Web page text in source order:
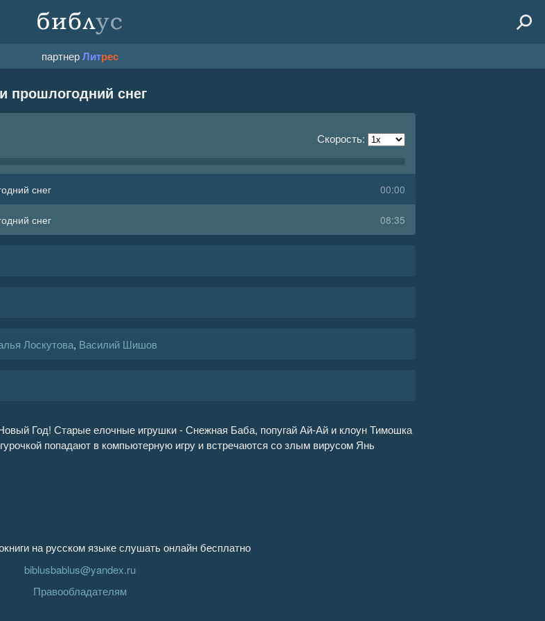
партнерЛитрес
прошлогодний снег
Скорость:
00:00
снег
08:35
снег
Лоскутова, Василий Шишов
Год! Старые елочные игрушки - Снежная Баба, попугай Ай-Ай и клоун Тимошка
попадают в компьютерную игру и встречаются со злым вирусом Янь
на русском языке слушать онлайн бесплатно
biblusbablus@yandex.ru
Правообладателям